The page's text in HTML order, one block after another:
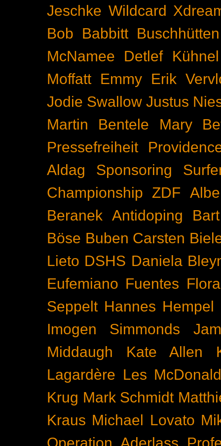
Jeschke Wildcard
Bob Babbitt Buschhütten
McNamee
Detlef Kühnel
Moffatt
Emmy
Erik
Jodie Swallow Justus
Martin Bentele
Mary
Pressefreiheit
Aldag
Sponsoring
Championship
ZDF
Beranek Antidoping
Böse Buben Carsten
Lieto DSHS Daniela
Eufemiano Fuentes
Seppelt Hannes Hempel
Imogen Simmonds
Middaugh
Kate Allen
Lagardère Les
Krug Mark Schmidt
Kraus Michael Lovato